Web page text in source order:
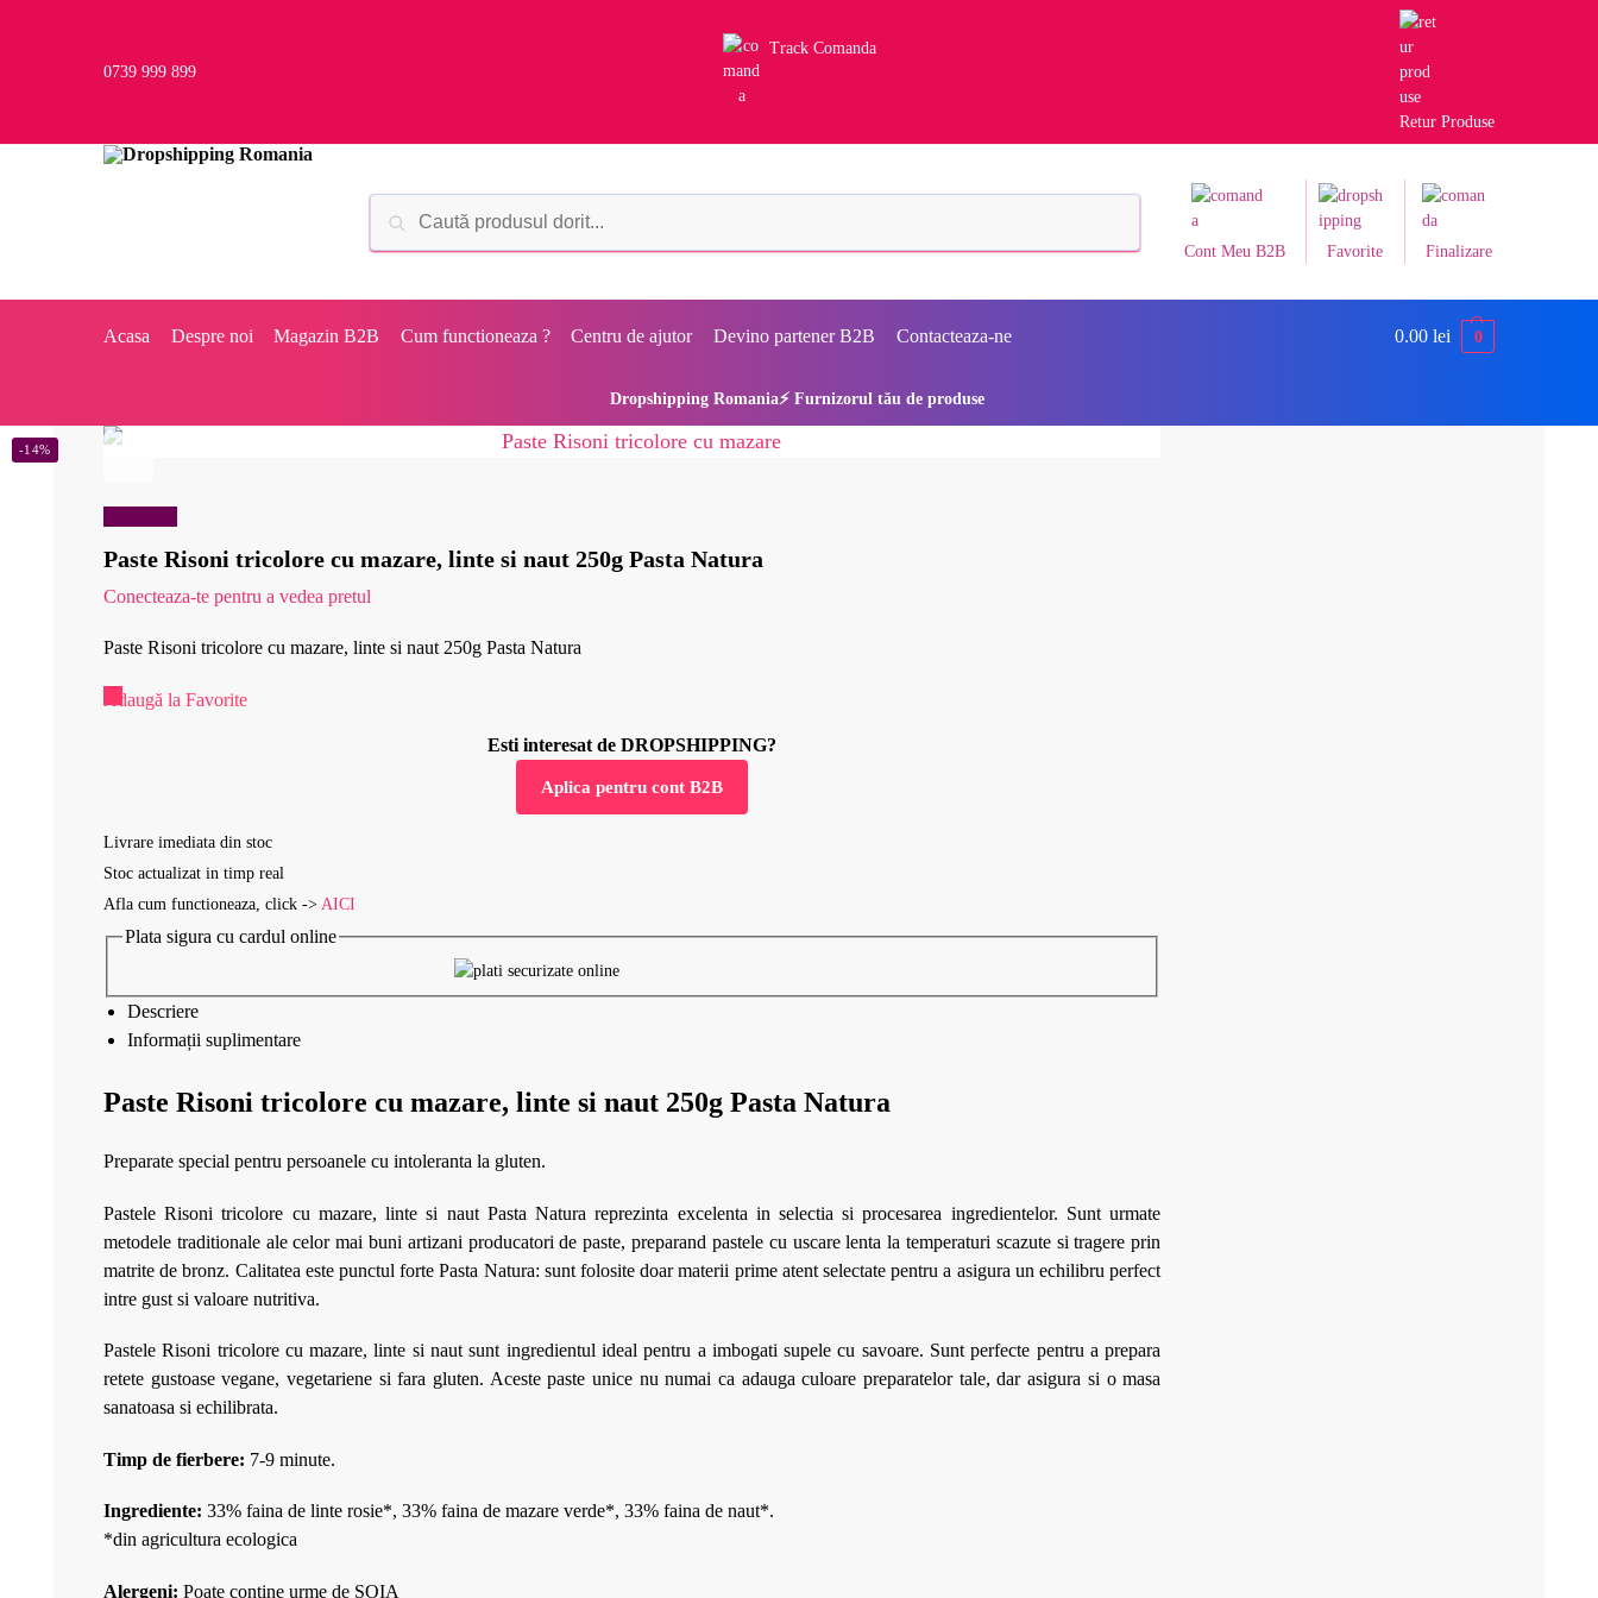
0739 999 899
Track Comanda
Retur Produse
Cont Meu B2B Favorite Finalizare
Acasa Despre noi Magazin B2B Cum functioneaza ? Centru de ajutor Devino partener B2B Contacteaza-ne 0.00 lei 0
Dropshipping Romania⚡ Furnizorul tău de produse
Paste Risoni tricolore cu mazare, linte si naut 250g Pasta Natura
Conecteaza-te pentru a vedea pretul
-14%
Paste Risoni tricolore cu mazare, linte si naut 250g Pasta Natura
Adaugă la Favorite
Esti interesat de DROPSHIPPING?
Aplica pentru cont B2B
Livrare imediata din stoc
Stoc actualizat in timp real
Afla cum functioneaza, click -> AICI
Plata sigura cu cardul online
Descriere
Informații suplimentare
Paste Risoni tricolore cu mazare, linte si naut 250g Pasta Natura
Preparate special pentru persoanele cu intoleranta la gluten.
Pastele Risoni tricolore cu mazare, linte si naut Pasta Natura reprezinta excelenta in selectia si procesarea ingredientelor. Sunt urmate
metodele traditionale ale celor mai buni artizani producatori de paste, preparand pastele cu uscare lenta la temperaturi scazute sitragere prin
matrite de bronz. Calitatea este punctul forte Pasta Natura: sunt folosite doar materii prime atent selectate pentru a asigura un echilibru perfect
intre gust si valoare nutritiva.
Pastele Risoni tricolore cu mazare, linte si naut sunt ingredientul ideal pentru a imbogati supele cu savoare. Sunt perfecte pentru a prepara
retete gustoase vegane, vegetariene si fara gluten. Aceste paste unice nu numai ca adauga culoare preparatelor tale, dar asigura si o masa
sanatoasa si echilibrata.
Timp de fierbere: 7-9 minute.
Ingrediente: 33% faina de linte rosie*, 33% faina de mazare verde*, 33% faina de naut*.
*din agricultura ecologica
Alergeni: Poate contine urme de SOIA